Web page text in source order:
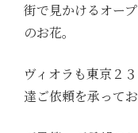
街で見かけるオー
のお花。
ヴィオラも東京２
達ご依頼を承って